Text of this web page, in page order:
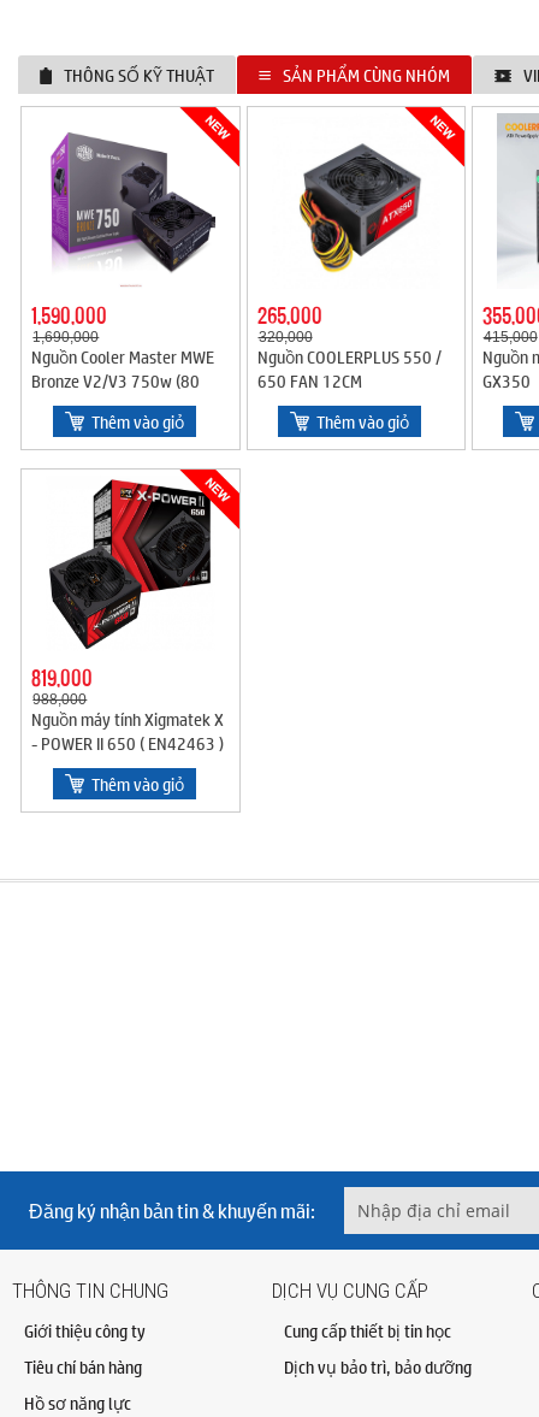
THÔNG SỐ KỸ THUẬT SẢN PHẨM CÙNG NHÓM
1,590,000
1,690,000
Nguồn Cooler Master MWE
Bronze V2/V3 750w (80
Plus Bronze/Màu Đen)
Thêm vào giỏ
265,000
320,000
Nguồn COOLERPLUS 550 /
650 FAN 12CM
Thêm vào giỏ
415,000
Nguồn
GX350
819,000
988,000
Nguồn máy tính Xigmatek X
- POWER II 650 ( EN42463 )
_ 80 PLUS Công suất thực
Thêm vào giỏ
Đăng ký nhận bản tin & khuyến mãi:
THÔNG TIN CHUNG
Giới thiệu công ty
Tiêu chí bán hàng
Hồ sơ năng lực
DỊCH VỤ CUNG CẤP
Cung cấp thiết bị tin học
Dịch vụ bảo trì, bảo dưỡng